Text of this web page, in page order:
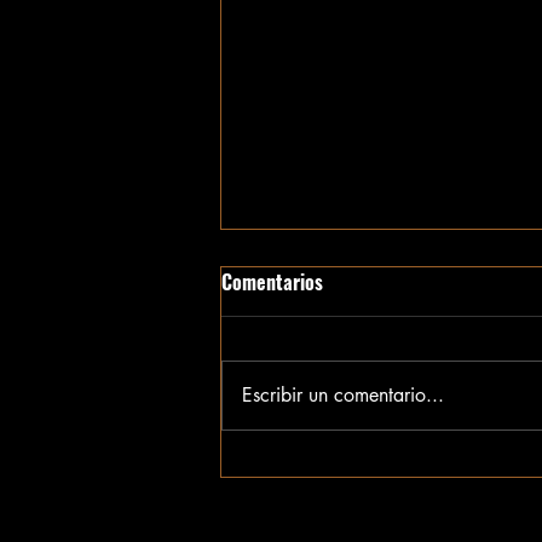
Tesamorelin Peptide Purchase:
Comentarios
Escribir un comentario...